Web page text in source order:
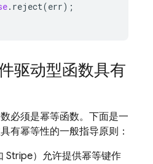
. reject(err);
驱动型函数具有
必须是幂等函数。下面是一
有幂等性的一般指导原则：
Stripe）允许提供幂等键作